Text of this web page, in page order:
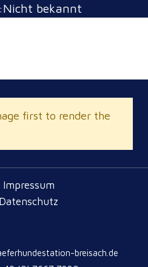
bekannt
first to render the
Impressum
Datenschutz
breisach.de